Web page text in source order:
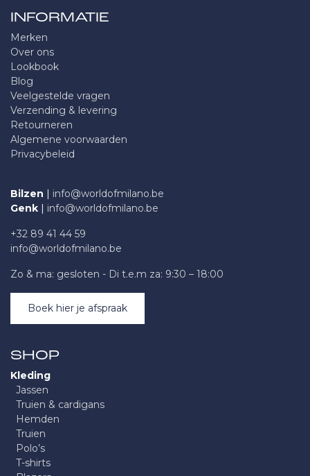
INFORMATIE
Merken
Over ons
Lookbook
Blog
Veelgestelde vragen
Verzending & levering
Retourneren
Algemene voorwaarden
Privacybeleid
Bilzen | info@worldofmilano.be
Genk | info@worldofmilano.be
+32 89 41 44 59
info@worldofmilano.be
Zo & ma: gesloten - Di t.e.m za: 9:30 – 18:00
Boek hier je afspraak
SHOP
Kleding
Jassen
Truien & cardigans
Hemden
Truien
Polo’s
T-shirts